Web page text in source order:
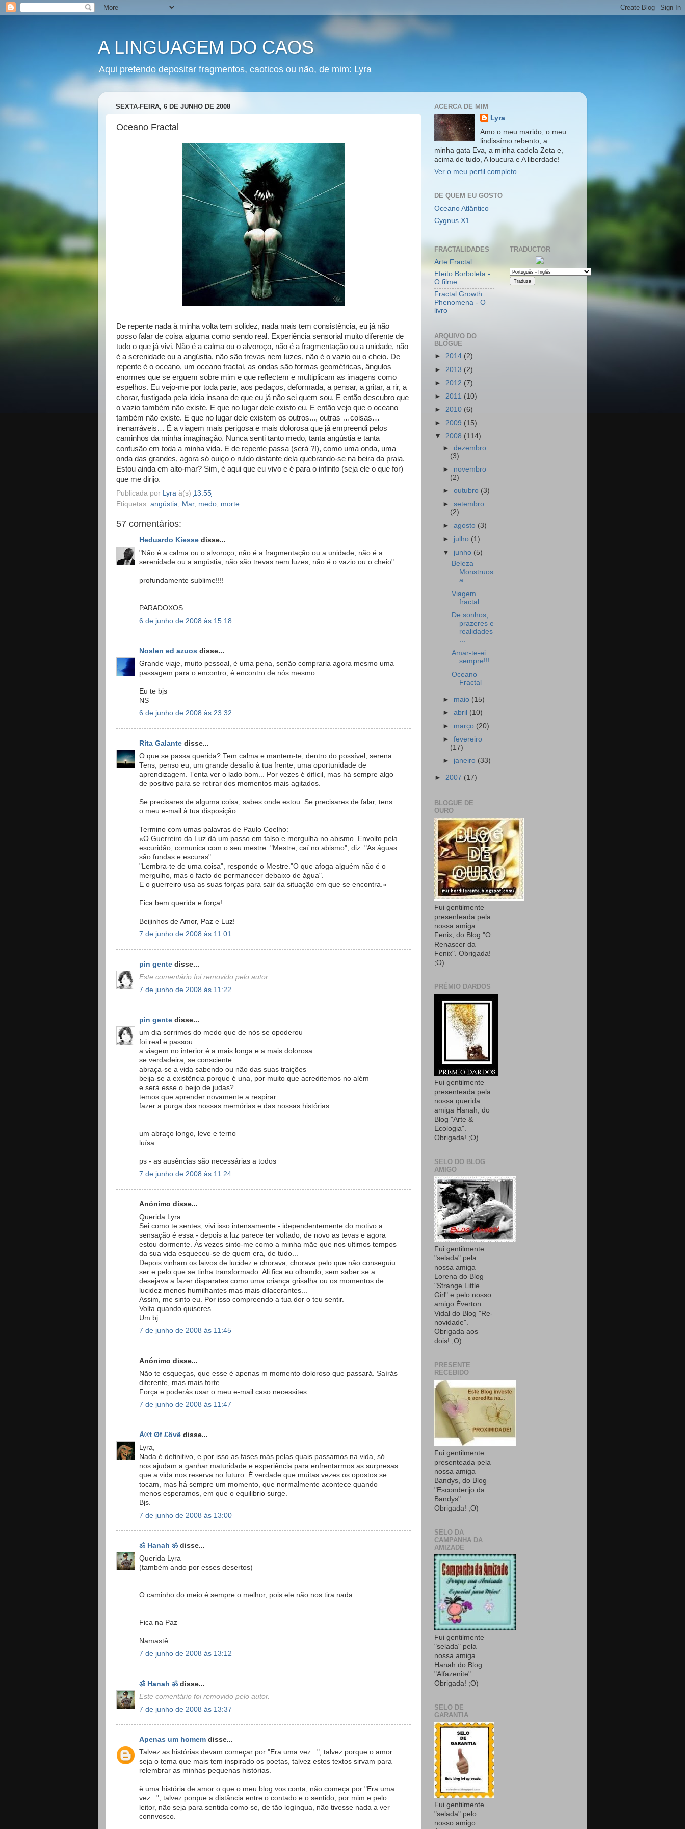
A LINGUAGEM DO CAOS
Aqui pretendo depositar fragmentos, caoticos ou não, de mim: Lyra
SEXTA-FEIRA, 6 DE JUNHO DE 2008
Oceano Fractal
De repente nada à minha volta tem solidez, nada mais tem consistência, eu já não
posso falar de coisa alguma como sendo real. Experiência sensorial muito diferente de
tudo o que já vivi. Não é a calma ou o alvoroço, não é a fragmentação ou a unidade, não
é a serenidade ou a angústia, não são trevas nem luzes, não é o vazio ou o cheio. De
repente é o oceano, um oceano fractal, as ondas são formas geométricas, ângulos
enormes que se erguem sobre mim e que reflectem e multiplicam as imagens como
espelhos. Eu vejo-me por toda parte, aos pedaços, deformada, a pensar, a gritar, a rir, a
chorar, fustigada pela ideia insana de que eu já não sei quem sou. E então descubro que
o vazio também não existe. E que no lugar dele existo eu. E então vejo que o oceano
também não existe. E que no lugar dele existem os outros..., outras …coisas…
inenarráveis… É a viagem mais perigosa e mais dolorosa que já empreendi pelos
caminhos da minha imaginação. Nunca senti tanto medo, tanta angústia e tanta
confusão em toda a minha vida. E de repente passa (será ?!), como uma onda, uma
onda das grandes, agora só ouiço o ruído distante dela quebrando-se na beira da praia.
Estou ainda em alto-mar? Sim, é aqui que eu vivo e é para o infinito (seja ele o que for)
que me dirijo.
Publicada por Lyra à(s) 13:55
Etiquetas: angústia Mar, medo morte
57 comentários:
Heduardo Kiesse disse...
"Não é a calma ou o alvoroço, não é a fragmentação ou a unidade, não é a
serenidade ou a angústia, não são trevas nem luzes, não é o vazio ou o cheio"
profundamente sublime!!!!
PARADOXOS
6 de junho de 2008 às 15:18
Noslen ed azuos disse...
Grande viaje, muito pessoal, é uma pena, senão compraria agora mesmo uma
passagem para o encontro, é encontro de nós mesmo.
Eu te bjs
NS
6 de junho de 2008 às 23:32
Rita Galante disse...
O que se passa querida? Tem calma e mantem-te, dentro do possível, serena.
Tens, penso eu, um grande desafio à tua frente, uma oportunidade de
aprendizagem. Tenta ver o lado bom... Por vezes é difícil, mas há sempre algo
de positivo para se retirar dos momentos mais agitados.
Se precisares de alguma coisa, sabes onde estou. Se precisares de falar, tens
o meu e-mail à tua disposição.
Termino com umas palavras de Paulo Coelho:
«O Guerreiro da Luz dá um passo em falso e mergulha no abismo. Envolto pela
escuridão, comunica com o seu mestre: "Mestre, caí no abismo", diz. "As águas
são fundas e escuras".
"Lembra-te de uma coisa", responde o Mestre."O que afoga alguém não é o
mergulho, mas o facto de permanecer debaixo de água".
E o guerreiro usa as suas forças para sair da situação em que se encontra.»
Fica bem querida e força!
Beijinhos de Amor, Paz e Luz!
7 de junho de 2008 às 11:01
pin gente disse...
Este comentário foi removido pelo autor.
7 de junho de 2008 às 11:22
pin gente disse...
um dia sorrimos do medo que de nós se opoderou
foi real e passou
a viagem no interior é a mais longa e a mais dolorosa
se verdadeira, se consciente...
abraça-se a vida sabendo ou não das suas traições
beija-se a existência porque é una, por muito que acreditemos no além
e será esse o beijo de judas?
temos que aprender novamente a respirar
fazer a purga das nossas memórias e das nossas histórias
um abraço longo, leve e terno
luísa
ps - as ausências são necessárias a todos
7 de junho de 2008 às 11:24
Anónimo disse...
Querida Lyra
Sei como te sentes; vivi isso intensamente - idependentemente do motivo a
sensação é essa - depois a luz parece ter voltado, de novo as tevas e agora
estou dormente. Às vezes sinto-me como a minha mãe que nos ultimos tempos
da sua vida esqueceu-se de quem era, de tudo...
Depois vinham os laivos de lucidez e chorava, chorava pelo que não conseguiu
ser e pelo que se tinha transformado. Ali fica eu olhando, sem saber se a
desejava a fazer disparates como uma criança grisalha ou os momentos de
lucidez menos humilhantes mas mais dilacerantes...
Assim, me sinto eu. Por isso compreendo a tua dor o teu sentir.
Volta quando quiseres...
Um bj...
7 de junho de 2008 às 11:45
Anónimo disse...
Não te esqueças, que esse é apenas m momento doloroso que passará. Saírás
diferente, mas mais forte.
Força e poderás usar o meu e-mail caso necessites.
7 de junho de 2008 às 11:47
Å®t Øf £övë disse...
Lyra,
Nada é definitivo, e por isso as fases más pelas quais passamos na vida, só
nos ajudam a ganhar maturidade e experiência para enfrentarmos as surpresas
que a vida nos reserva no futuro. É verdade que muitas vezes os opostos se
tocam, mas há sempre um momento, que normalmente acontece quando
menos esperamos, em que o equilibrio surge.
Bjs.
7 de junho de 2008 às 13:00
ॐ Hanah ॐ disse...
Querida Lyra
(também ando por esses desertos)
O caminho do meio é sempre o melhor, pois ele não nos tira nada...
Fica na Paz
Namastê
7 de junho de 2008 às 13:12
ॐ Hanah ॐ disse...
Este comentário foi removido pelo autor.
7 de junho de 2008 às 13:37
Apenas um homem disse...
Talvez as histórias devam começar por "Era uma vez...", talvez porque o amor
seja o tema que mais tem inspirado os poetas, talvez estes textos sirvam para
relembrar as minhas pequenas histórias.
è uma história de amor o que o meu blog vos conta, não começa por "Era uma
vez...", talvez porque a distância entre o contado e o sentido, por mim e pelo
leitor, não seja para sentida como se, de tão logínqua, não tivesse nada a ver
connvosco.
ACERCA DE MIM
Lyra
Amo o meu marido, o meu
lindissímo rebento, a
minha gata Eva, a minha cadela Zeta e,
acima de tudo, A loucura e A liberdade!
Ver o meu perfil completo
DE QUEM EU GOSTO
Oceano Atlântico
Cygnus X1
FRACTALIDADES
Arte Fractal
Efeito Borboleta -
O filme
Fractal Growth
Phenomena - O
livro
ARQUIVO DO
BLOGUE
► 2014 (2)
► 2013 (2)
► 2012 (7)
► 2011 (10)
► 2010 (6)
► 2009 (15)
▼ 2008 (114)
►dezembro
(3)
► novembro
(2)
►outubro (3)
►setembro
(2)
►agosto (3)
► julho (1)
▼ junho (5)
Beleza
Monstruos
a
Viagem
fractal
De sonhos,
prazeres e
realidades
Amar-te-ei
sempre!!!
Oceano
Fractal
► maio (15)
►abril (10)
► março (20)
►fevereiro
(17)
► janeiro (33)
► 2007 (17)
BLOGUE DE
OURO
Fui gentilmente
presenteada pela
nossa amiga
Fenix, do Blog "O
Renascer da
Fenix". Obrigada!
;O)
PRÉMIO DARDOS
Fui gentilmente
presenteada pela
nossa querida
amiga Hanah, do
Blog "Arte &
Ecologia".
Obrigada! ;O)
SELO DO BLOG
AMIGO
Fui gentilmente
"selada" pela
nossa amiga
Lorena do Blog
"Strange Little
Girl" e pelo nosso
amigo Éverton
Vidal do Blog "Re-
novidade".
Obrigada aos
dois! ;O)
PRESENTE
RECEBIDO
Fui gentilmente
presenteada pela
nossa amiga
Bandys, do Blog
"Esconderijo da
Bandys".
Obrigada! ;O)
SELO DA
CAMPANHA DA
AMIZADE
Fui gentilmente
"selada" pela
nossa amiga
Hanah do Blog
"Alfazenite".
Obrigada! ;O)
SELO DE
GARANTIA
Fui gentilmente
"selada" pelo
nosso amigo
TRADUCTOR